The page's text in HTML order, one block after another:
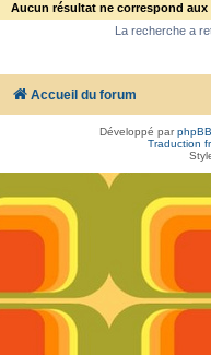
Aucun résultat ne correspond
La recherche a
Accueil du forum
Développé parphpBB
Traduction